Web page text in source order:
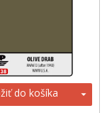
do košíka